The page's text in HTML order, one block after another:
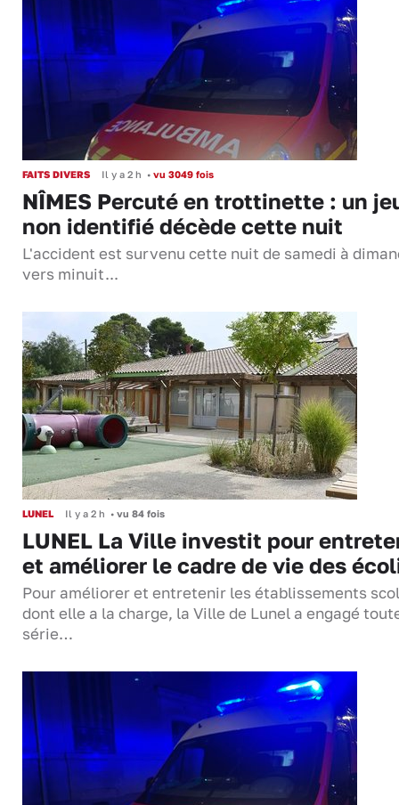
FAITS DIVERS Il y a 2 h • vu 3049 fois
NÎMES Percuté en trottinette : un
non identifié décède cette nuit
L'accident est survenu cette nuit de samedi à
vers minuit...
LUNEL Il y a 2 h • vu 84 fois
LUNEL La Ville investit pour
et améliorer le cadre de vie des
Pour améliorer et entretenir les établissements
dont elle a la charge, la Ville de Lunel a engagé
série…